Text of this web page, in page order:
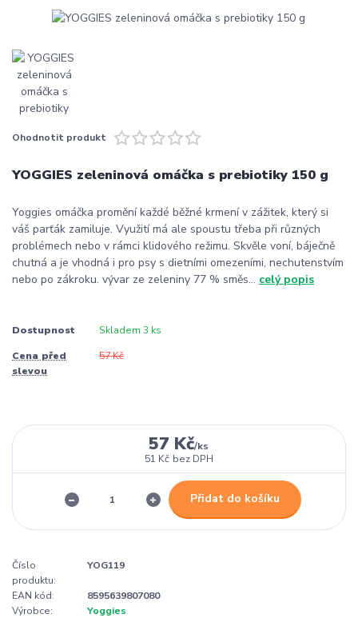
Ohodnotit produkt
YOGGIES zeleninová omáčka s prebiotiky 150 g
Yoggies omáčka promění každé běžné krmení v zážitek, který si
váš parťák zamiluje. Využití má ale spoustu třeba při různých
problémech nebo v rámci klidového režimu. Skvěle voní, báječně
chutná a je vhodná i pro psy s dietními omezeními, nechutenstvím
nebo po zákroku. vývar ze zeleniny 77 % směs... celý popis
Dostupnost Skladem 3 ks
Cena před
slevou
57 Kč
57 Kč/ks
51 Kč bez DPH
Přidat do košíku
Číslo
produktu:
YOG119
EAN kód:
8595639807080
Výrobce:
Yoggies